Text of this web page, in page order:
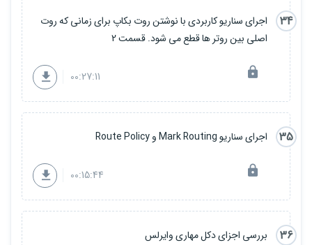
34
اجرای سناریو کاربردی با نوشتن روت بکاپ برای زمانی که روت
اصلی بین روتر ها قطع می شود. قسمت 2
00:27:11
35 اجرای سناریو Mark Routing و Route Policy
00:15:44
36 بررسی اجزای دکل مهاری وایرلس